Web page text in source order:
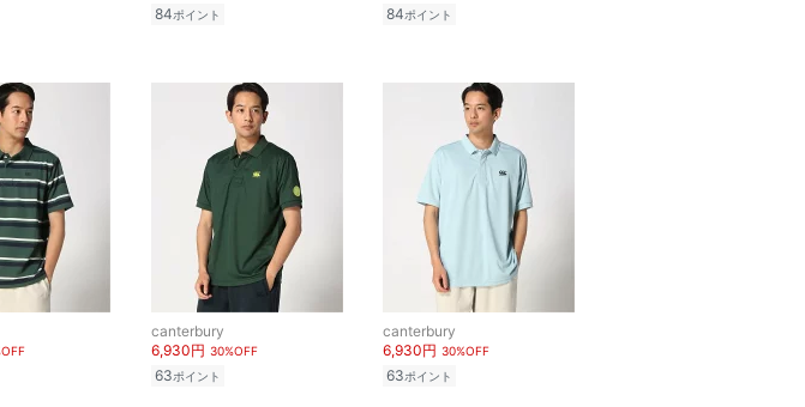
84ポイント 84ポイント
canterbury
6,930円 30%OFF
63ポイント
canterbury
6,930円 30%OFF
63ポイント